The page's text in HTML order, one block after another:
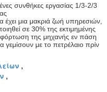
συνθήκες εργασίας 1/3-2/3
έχει μια μακριά ζωή υπηρεσιών,
σε 30% της εκτιμημένης
της μηχανής εν πάση
γεμίσουν με το πετρέλαιο πρίν
,
,